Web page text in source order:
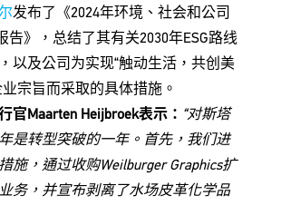
发布了《2024年环境、社会和公司
告》，总结了其有关2030年ESG路线
以及公司为实现“触动生活，共创美
宗旨而采取的具体措施。
官Maarten Heijbroek表示： “对斯塔
是转型突破的一年。首先，我们进
施，通过收购Weilburger Graphics扩
务，并宣布剥离了水场皮革化学品